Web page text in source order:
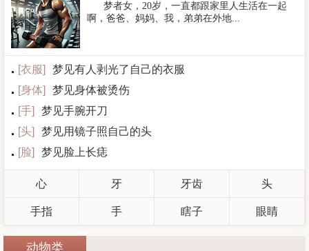
梦者女，20岁，一直都跟家里人生活在一起
啊，爸爸、妈妈、我，弟弟在外地...
[衣服]
梦见有人剥光了自己的衣服
[身体]
梦见身体被烫伤
[手]
梦见手腕开刀
[头]
梦见用镜子照自己的头
[脸] 梦见脸上长痣
心 牙 牙齿 头
手指 手 瞎子 眼睛
动物类